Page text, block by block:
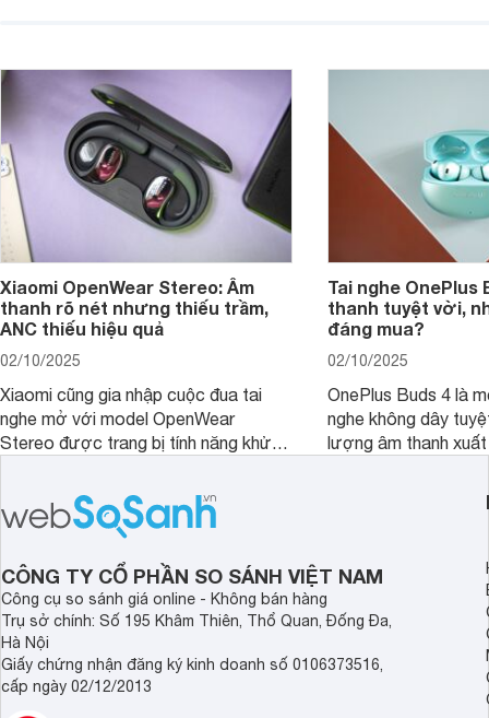
Xiaomi OpenWear Stereo: Âm
thanh rõ nét nhưng thiếu trầm,
ANC thiếu hiệu quả
02/10/2025
Xiaomi cũng gia nhập cuộc đua tai
nghe mở với model OpenWear
Stereo được trang bị tính năng khử
chất lượng âm thanh và hiệu quả khử
ồn của chiếc tai nghe Xiaomi này có
đủ sức thuyết phục người dùng?
Tai nghe OnePlus
thanh tuyệt vời,
đáng mua?
02/10/2025
OnePlus Buds 4 là
nghe không dây
lượng âm thanh
khử tiếng ồn ấn
tiến. Tuy nhiên,
CÔNG TY CỔ PHẦN SO SÁNH VIỆT NAM
Công cụ so sánh giá online - Không bán hàng
Trụ sở chính: Số 195 Khâm Thiên, Thổ Quan, Đống Đa,
Hà Nội
Giấy chứng nhận đăng ký kinh doanh số 0106373516,
cấp ngày 02/12/2013